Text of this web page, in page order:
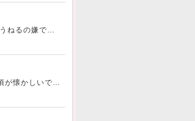
なぜならば湿気がすごいので、、、髪の毛うねるの嫌ですハンドルピンクで可愛いでしょー
今はXって言うんですよね、でも鳥さんの頃が懐かしいです